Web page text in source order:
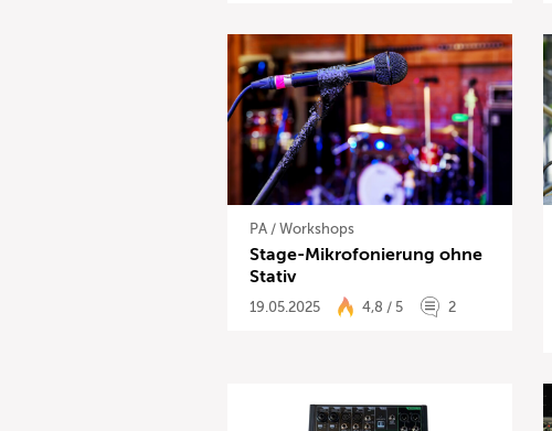
PA/ Workshops
Stage-Mikrofonierung ohne
Stativ
19.05.2025 4,8 / 5 2